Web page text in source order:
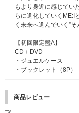
もより身近に感じてい
らに進化していくME:I
く未来へ進んでいく”
【初回限定盤A】
CD＋DVD
・ジュエルケース
・ブックレット（8P）
商品レビュー